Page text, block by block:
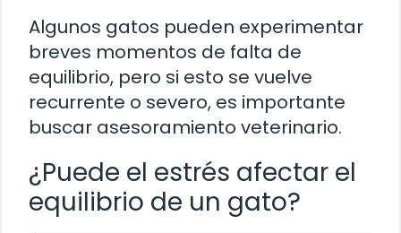
Algunos gatos pueden experimentar
breves momentos de falta de
equilibrio, pero si esto se vuelve
recurrente o severo, es importante
buscar asesoramiento veterinario.
¿Puede el estrés afectar el
equilibrio de un gato?